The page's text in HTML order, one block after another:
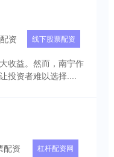
资 线下股票配资
收益。然而，南宁作
投资者难以选择....
配资 杠杆配资网